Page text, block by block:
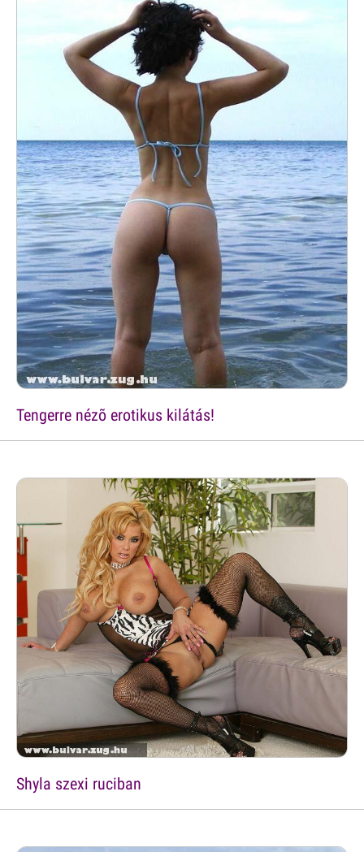
Tengerre nézõ erotikus kilátás!
Shyla szexi ruciban